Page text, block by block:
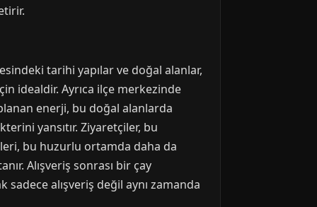
tarihi yapılar ve doğal alanlar,
idealdir. Ayrıca ilçe merkezinde
enerji, bu doğal alanlarda
yansıtır. Ziyaretçiler, bu
bu huzurlu ortamda daha da
Alışveriş sonrası bir çay
alışveriş değil aynı zamanda